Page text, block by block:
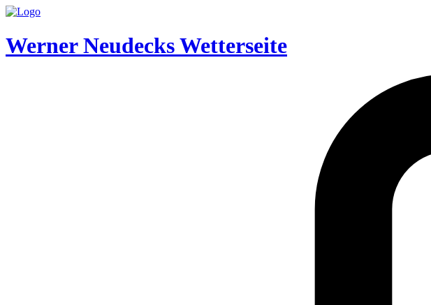
Werner Neudecks Wetterseite